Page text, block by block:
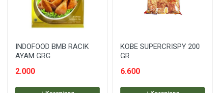
INDOFOOD BMB RACIK
AYAM GRG
2.000
KOBE SUPERCRISPY 200
GR
6.600